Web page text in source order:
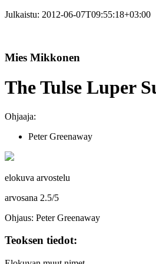
Julkaistu: 2012-06-07T09:55:18+03:00
Mies Mikkonen
The Tulse Luper
Ohjaaja:
Peter Greenaway
elokuva arvostelu
arvosana 2.5/5
Ohjaus: Peter Greenaway
Teoksen tiedot: